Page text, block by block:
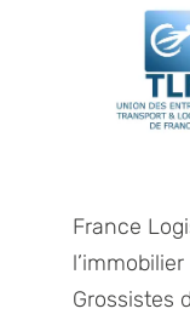
France
Grossistes